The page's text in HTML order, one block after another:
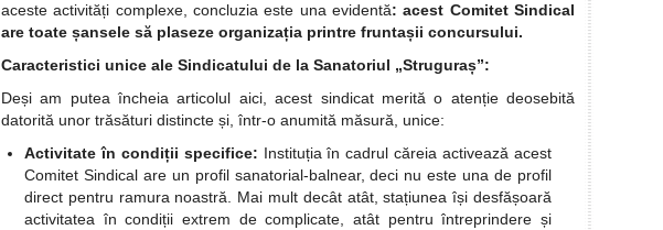
aceste activități complexe, concluzia este una evidentă: acest Comitet Sindical
are toate șansele să plaseze organizația printre fruntașii concursului.
Caracteristici unice ale Sindicatului de la Sanatoriul „Struguraș”:
Deși am putea încheia articolul aici, acest sindicat merită o atenție deosebită
datorită unor trăsături distincte și, într-o anumită măsură, unice:
Activitate în condiții specifice: Instituția în cadrul căreia activează acest
Comitet Sindical are un profil sanatorial-balnear, deci nu este una de profil
direct pentru ramura noastră. Mai mult decât atât, stațiunea își desfășoară
activitatea în condiții extrem de complicate, atât pentru întreprindere și